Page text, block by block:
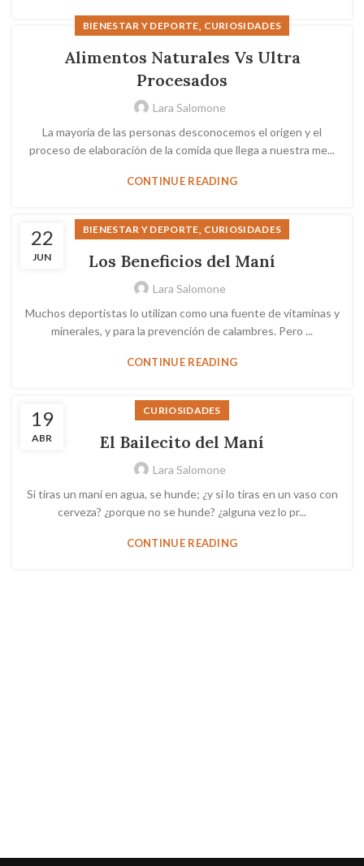
BIENESTAR Y DEPORTE, CURIOSIDADES
Alimentos Naturales Vs Ultra
Procesados
Lara Salomone
La mayoría de las personas desconocemos el origen y el
proceso de elaboración de la comida que llega a nuestra me...
CONTINUE READING
22
JUN
BIENESTAR Y DEPORTE, CURIOSIDADES
Los Beneficios del Maní
Lara Salomone
Muchos deportistas lo utilizan como una fuente de vitaminas y
minerales, y para la prevención de calambres. Pero ...
CONTINUE READING
19
ABR
CURIOSIDADES
El Bailecito del Maní
Lara Salomone
Si tiras un maní en agua, se hunde; ¿y si lo tiras en un vaso con
cerveza? ¿porque no se hunde? ¿alguna vez lo pr...
CONTINUE READING